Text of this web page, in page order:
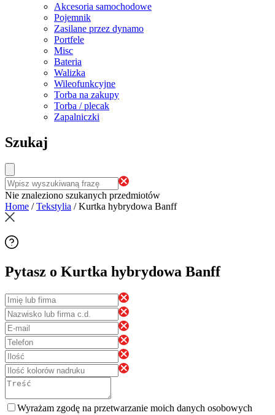
Akcesoria samochodowe
Pojemnik
Zasilane przez dynamo
Portfele
Misc
Bateria
Walizka
Wileofunkcyjne
Torba na zakupy
Torba / plecak
Zapalniczki
Szukaj
Nie znaleziono szukanych przedmiotów
Home /Tekstylia /Kurtka hybrydowa Banff
Pytasz o Kurtka hybrydowa Banff
Wyrażam zgodę na przetwarzanie moich danych osobowych